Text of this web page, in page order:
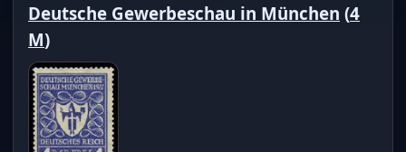
Deutsche Gewerbeschau in München (4
M)